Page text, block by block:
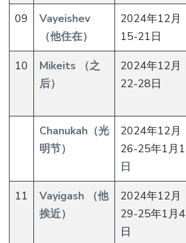
09
Vayeishev
（他住在）
2024年12月
15-21日
10
Mikeits （之
后）
2024年12月
22-28日
Chanukah（光
明节）
2024年12月
26-25年1月1
日
11
Vayigash （他
挨近）
2024年12月
29-25年1月4
日